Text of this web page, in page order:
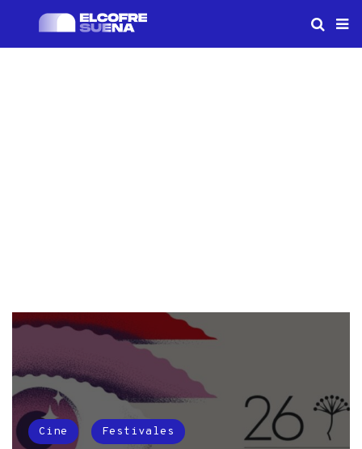
Cine Festivales